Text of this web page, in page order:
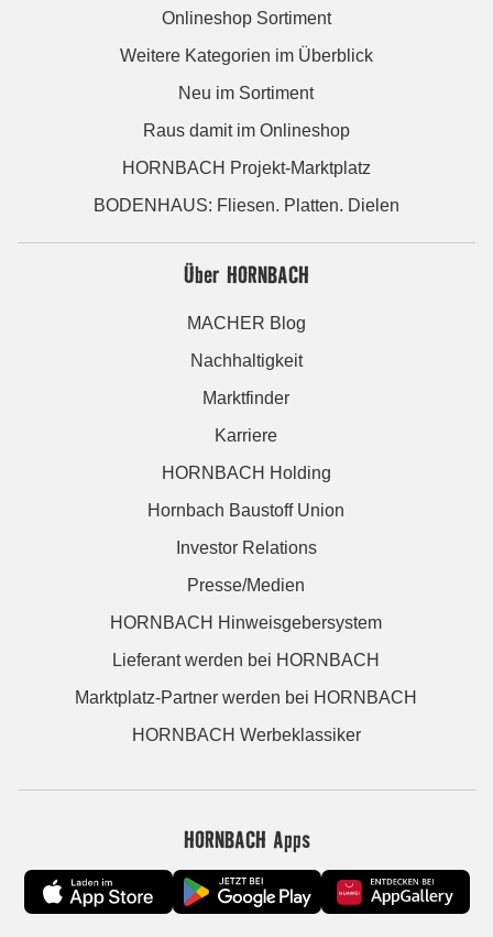
Onlineshop Sortiment
Weitere Kategorien im Überblick
Neu im Sortiment
Raus damit im Onlineshop
HORNBACH Projekt-Marktplatz
BODENHAUS: Fliesen. Platten. Dielen
Über HORNBACH
MACHER Blog
Nachhaltigkeit
Marktfinder
Karriere
HORNBACH Holding
Hornbach Baustoff Union
Investor Relations
Presse/Medien
HORNBACH Hinweisgebersystem
Lieferant werden bei HORNBACH
Marktplatz-Partner werden bei HORNBACH
HORNBACH Werbeklassiker
HORNBACH Apps